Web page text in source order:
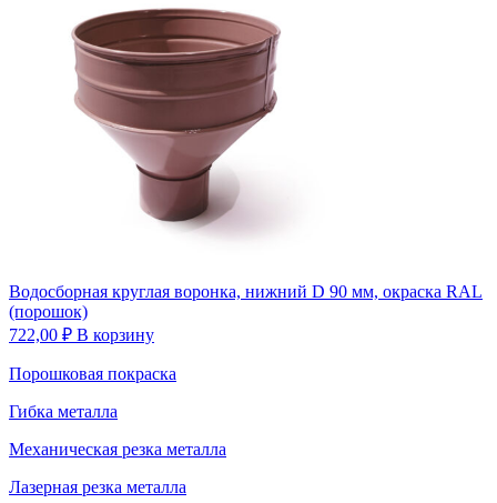
Водосборная круглая воронка, нижний D 90 мм, окраска RAL
(порошок)
722,00 ₽ В корзину
Порошковая покраска
Гибка металла
Механическая резка металла
Лазерная резка металла